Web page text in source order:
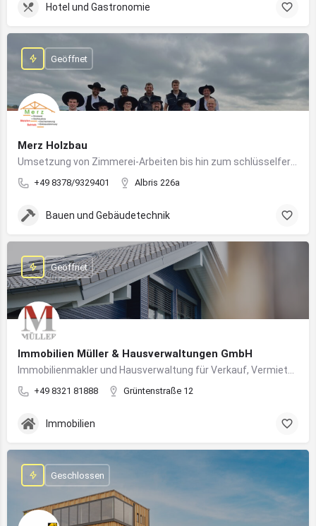
Hotel und Gastronomie
Merz Holzbau
+49 8378/9329401 Albris 226a
Geöffnet
Bauen und Gebäudetechnik
Immobilien Müller & Hausverwaltungen GmbH
+49 8321 81888 Grüntenstraße 12
Geöffnet
Immobilien
Geschlossen